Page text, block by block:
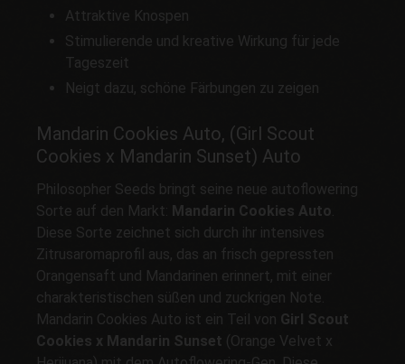
Attraktive Knospen
Stimulierende und kreative Wirkung für jede
Tageszeit
Neigt dazu, schöne Färbungen zu zeigen
Mandarin Cookies Auto, (Girl Scout
Cookies x Mandarin Sunset) Auto
Philosopher Seeds bringt seine neue autoflowering
Sorte auf den Markt: Mandarin Cookies Auto
Diese Sorte zeichnet sich durch ihr intensives
Zitrusaromaprofil aus, das an frisch gepressten
Orangensaft und Mandarinen erinnert, mit einer
charakteristischen süßen und zuckrigen Note.
Mandarin Cookies Auto ist ein Teil von Girl Scout
Cookies x Mandarin Sunset (Orange Velvet x